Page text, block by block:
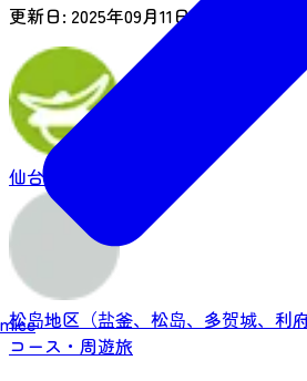
mice
更新日: 2025年09月11日
仙台市中心
松岛地区（盐釜、松岛、多贺城、利府
コース・周遊旅